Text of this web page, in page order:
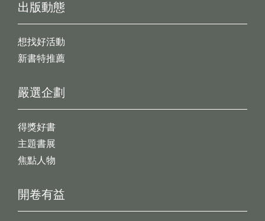
出版動態
想找好活動
新書特推薦
開卷有益
嚴選企劃
得獎好書
主題書展
焦點人物